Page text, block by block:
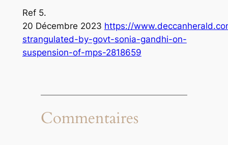
Ref 5.
20 Décembre 2023 https://
strangulated-by-govt-sonia-gandhi-on-
suspension-of-mps-2818659
Commentaires